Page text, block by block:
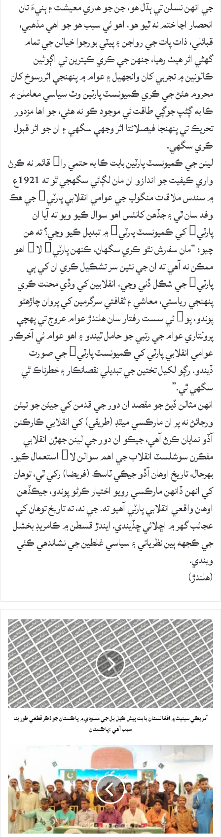
جي انهن نسلن تي ٻڌل هو، جن جو هاري معيشت ۽ ٻنيءَ تان
انحصار اڃا ختم نه ٿيو هو، اهو ئي سبب هو جو اهي مذهبي،
قبائلي، ذات پات جي رواجن ۽ پيٽي بورجوا خيالن جي تمام
گهڻي اثر هيٺ رهيا، جنهن جي ڪري ڪيترين ئي اڳوڻين
ڪالونين ۾ تجربي کان وانجهيل ۽ عوام ۾ پنهنجي اثررسوخ کان
محروم هئڻ جي ڪري ڪميونسٽ پارٽين وٽ سياسي معاملن ۾
ڪا به ڳڻپ جوڳي طاقت ئي موجود ڪو نه هئي، جو اها مزدور
تحريڪ تي پنهنجا فيصلائتا اثر وجهي سگهي ۽ ان جو اثر قبول
ڪري سگهي.
لينن جي ڪميونسٽ پارٽين بابت ڪا به حتمي را قائم نه ڪرڻ
واري ڪيفيت جو اندازو ان مان لڳائي سگهجي ٿو ته 1921ع
۾ سندس ملاقات منگوليا جي عوامي انقلابي پارٽي جي هڪ
وفد سان ٿي ۽ جڏهن کانئس اهو سوال ڪيو ويو ته آيا ان
پارٽي کي ڪميونسٽ پارٽي ۾ تبديل ڪيو وڃي؟ ته هن
چيو: “مان سفارش نٿو ڪري سگهان، ڪنهن پارٽي لا اهو
ممڪن نه آهي ته ان جي نئين سر تشڪيل ڪري ان کي ٻي
پارٽي جي شڪل ڏني وڃي، انقلابين کي وڏي محنت ڪري
پنهنجي رياستي، معاشي ۽ ثقافتي سرگرمين کي پروان چاڙهڻو
پوندو، پو ئي سست رفتار سان هلندڙ عوام عروج تي پهچي
پرولتاري عوام جي رتبي جو حامل ٿيندو ۽ اهو عوام ئي آخرڪار
عوامي انقلابي پارٽي کي ڪميونسٽ پارٽي جي صورت
ڏيندو. رڳو لکيل تختين جي تبديلي نقصانڪار ۽ خطرناڪ ٿي
سگهي ٿي.”
انهن مثالن ڏيڻ جو مقصد ان دور جي قدمن کي جيئن جو تيئن
ورجائڻ نه پر ان مارڪسي ميٿڊ (طريقي) کي انقلابي ڪارڪنن
آڏو نمايان ڪرڻ آهي، جيڪو ان دور جي لينن جهڙن انقلابي
مفڪرن سوشلسٽ انقلاب جي اهم سوالن لا استعمال ڪيو.
بهرحال، تاريخ اوهان آڏو جيڪي ٽاسڪ (فريضا) رکي ٿي، توهان
کي انهن ڏانهن مارڪسي رويو اختيار ڪرڻو پوندو، جيڪڏهن
اوهان واقعي انقلابي پارٽي آهيو ته. جي نه، ته تاريخ توهان کي
عجائب گهر ۾ اڇلائي ڇڏيندي. ايندڙ قسطن ۾ ڪامريڊ بخشل
جي ڪجهه ٻين نظرياتي ۽ سياسي غلطين جي نشاندهي ڪئي
ويندي.
(هلندڙ)
آمريڪي سينيٽ ۾ افغانستان بابت پيش ڪيل بل جي مسودي ۾ پاڪستان جو ذڪر قطعي طور بنا
سبب آهي :پاڪستان